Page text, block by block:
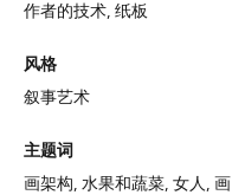
作者的技术,纸板
风格
叙事艺术
主题词
画架构 水果和蔬菜 女人 画